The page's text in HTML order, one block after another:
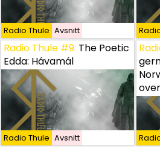
Radio Thule Avsnitt
Radio Thule #9: The Poetic
Radio Thule Avsnitt
Radio Thule Avsnitt
Radio Thule #9: The Poetic
Edda: Hávamál
Radio Thule Avsnitt